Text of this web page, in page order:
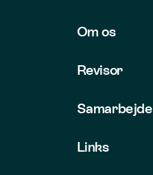
Om os
Jobs
Revisor
Samarbejde
Links